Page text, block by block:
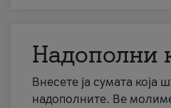
Надополни
Внесете ја сумата која
надополните. Ве